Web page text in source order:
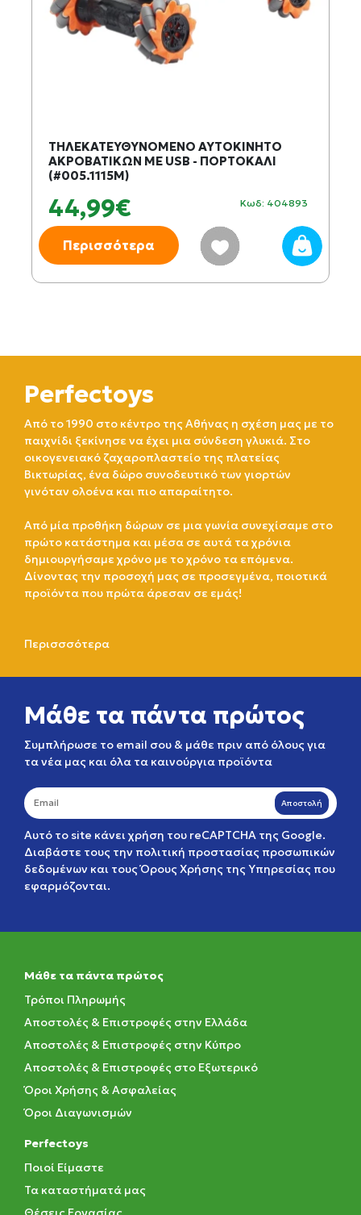
ΤΗΛΕΚΑΤΕΥΘΥΝΟΜΕΝΟ ΑΥΤΟΚΙΝΗΤΟ
ΑΚΡΟΒΑΤΙΚΩΝ ΜΕ USB - ΠΟΡΤΟΚΑΛΙ
(#005.1115M)
44,99€ Κωδ: 404893
Περισσότερα
Perfectoys
Από το 1990 στο κέντρο της Αθήνας η σχέση μας με το
παιχνίδι ξεκίνησε να έχει μια σύνδεση γλυκιά. Στο
οικογενειακό ζαχαροπλαστείο της πλατείας
Βικτωρίας, ένα δώρο συνοδευτικό των γιορτών
γινόταν ολοένα και πιο απαραίτητο.
Από μία προθήκη δώρων σε μια γωνία συνεχίσαμε στο
πρώτο κατάστημα και μέσα σε αυτά τα χρόνια
δημιουργήσαμε χρόνο με το χρόνο τα επόμενα.
Δίνοντας την προσοχή μας σε προσεγμένα, ποιοτικά
προϊόντα που πρώτα άρεσαν σε εμάς!
Περισσσότερα
Μάθε τα πάντα πρώτος
Συμπλήρωσε το email σου & μάθε πριν από όλους για
τα νέα μας και όλα τα καινούργια προϊόντα
Αποστολή
Αυτό το site κάνει χρήση του reCAPTCHA της Google.
Διαβάστε τους την πολιτική προστασίας προσωπικών
δεδομένων και τουςΌρους Χρήσης της Υπηρεσίας που
εφαρμόζονται.
Μάθε τα πάντα πρώτος
Τρόποι Πληρωμής
Αποστολές & Επιστροφές στην Ελλάδα
Αποστολές & Επιστροφές στην Κύπρο
Αποστολές & Επιστροφές στο Εξωτερικό
Όροι Χρήσης & Ασφαλείας
Όροι Διαγωνισμών
Perfectoys
Ποιοί Είμαστε
Τα καταστήματά μας